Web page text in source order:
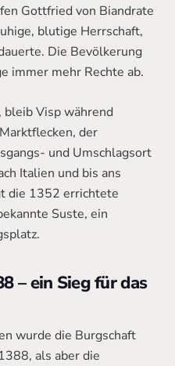
Gottfried von Biandrate
blutige Herrschaft,
Die Bevölkerung
immer mehr Rechte ab.
Visp während
der
und Umschlagsort
Italien und bis ans
die 1352 errichtete
Suste, ein
– ein Sieg für das
wurde die Burgschaft
als aber die